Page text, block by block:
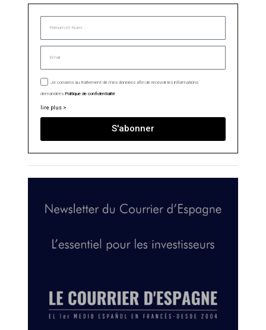
Je consens au traitement de mes données afin de recevoir les informations
demandées. Politique de confidentialité
lire plus >
S'abonner